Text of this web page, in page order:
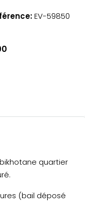
EV-59850
quartier
(bail déposé